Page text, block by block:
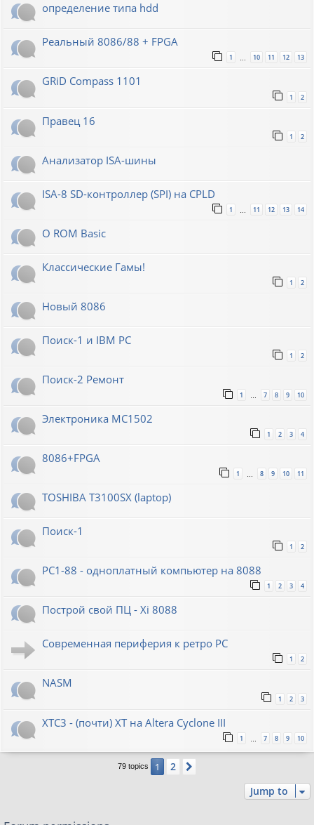
определение типа hdd
Реальный 8086/88 + FPGA
1 … 10 11 12 13
GRiD Compass 1101
1 2
Правец 16
1 2
Анализатор ISA-шины
ISA-8 SD-контроллер (SPI) на CPLD
1 11 12 13 14
О ROM Basic
Классические Гамы!
1 2
Новый 8086
Поиск-1 и IBM PC
1 2
Поиск-2 Ремонт
1 7 8 9 10
Электроника МС1502
1 2 3 4
8086+FPGA
1 … 8 9 10 11
TOSHIBA T3100SX (laptop)
Поиск-1
1 2
PC1-88 - одноплатный компьютер на 8088
1 2 3 4
Построй свой ПЦ - Xi 8088
Современная периферия к ретро PC
1 2
NASM
1 2 3
XTC3 - (почти) XT на Altera Cyclone III
1 7 8 9 10
79 topics 1 2
Jump to